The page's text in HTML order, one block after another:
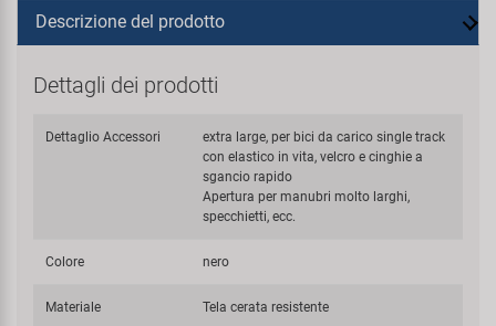
Descrizione del prodotto
Dettagli dei prodotti
Dettaglio Accessori
extra large, per bici da carico single track
con elastico in vita, velcro e cinghie a
sgancio rapido
Apertura per manubri molto larghi,
specchietti, ecc.
Colore nero
Materiale Tela cerata resistente